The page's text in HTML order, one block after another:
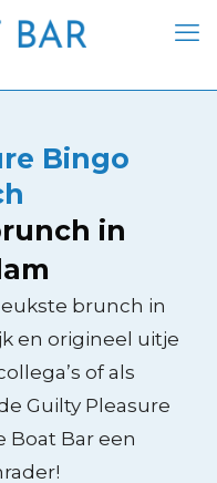
Bingo
in
brunch in
en origineel uitje
of als
Guilty Pleasure
Boat Bar een